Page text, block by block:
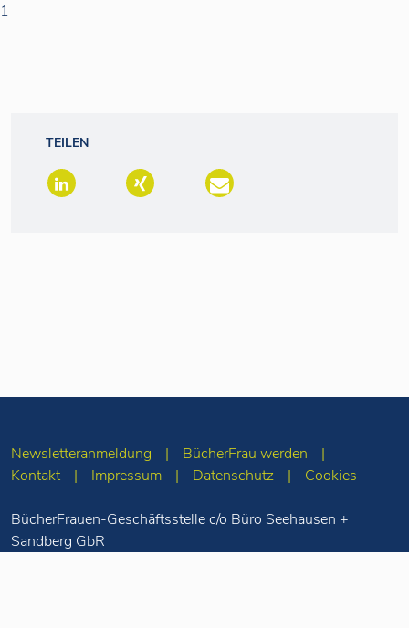
1
TEILEN
Newsletteranmeldung
BücherFrau werden
Kontakt
Impressum Datenschutz Cookies
BücherFrauen-Geschäftsstelle c/o Büro Seehausen +
Sandberg GbR